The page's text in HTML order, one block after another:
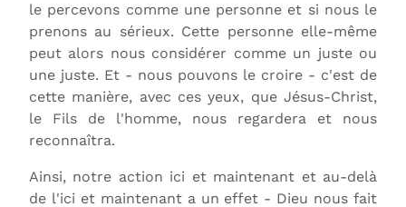
le percevons comme une personne et si nous le
prenons au sérieux. Cette personne elle-même
peut alors nous considérer comme un juste ou
une juste. Et - nous pouvons le croire - c'est de
cette manière, avec ces yeux, que Jésus-Christ,
le Fils de l'homme, nous regardera et nous
reconnaîtra.
Ainsi, notre action ici et maintenant et au-delà
de l'ici et maintenant a un effet - Dieu nous fait